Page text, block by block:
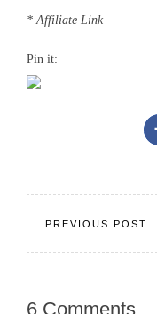
* Affiliate Link
Pin it:
PREVIOUS POST
6 Comments